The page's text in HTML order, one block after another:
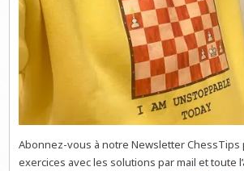
Abonnez-vous à notre Newsletter
exercices avec les solutions par mail et toute